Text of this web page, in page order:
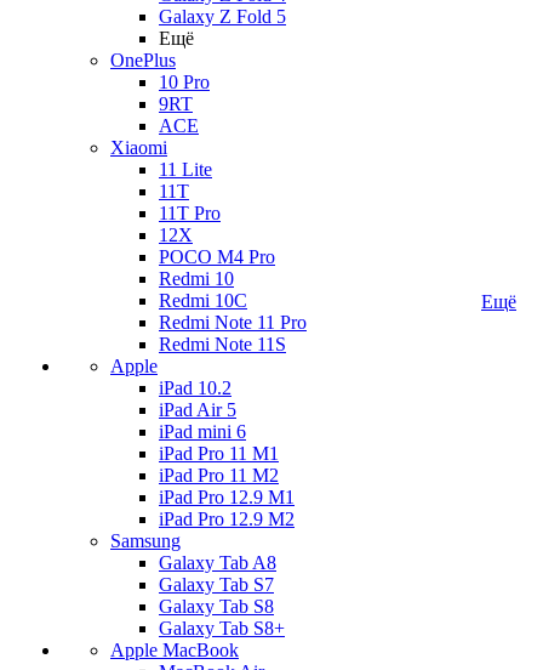
Galaxy Z Fold 5
Ещё
OnePlus
10 Pro
9RT
ACE
Xiaomi
11 Lite
11T
11T Pro
12X
POCO M4 Pro
Redmi 10
Redmi 10C
Redmi Note 11 Pro
Redmi Note 11S
Apple
iPad 10.2
iPad Air 5
iPad mini 6
iPad Pro 11 M1
iPad Pro 11 M2
iPad Pro 12.9 M1
iPad Pro 12.9 M2
Samsung
Galaxy Tab A8
Galaxy Tab S7
Galaxy Tab S8
Galaxy Tab S8+
Apple MacBook
Ещё